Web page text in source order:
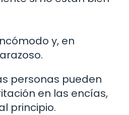
y, en
personas pueden
en las encías,
principio.